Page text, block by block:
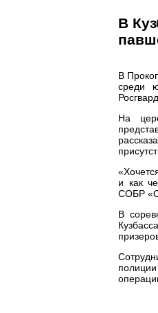
В
В
среди
На
и как
СОБР
В